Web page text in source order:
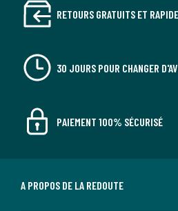
RETOURS GRATUITS ET
30 JOURS POUR CHANGER
PAIEMENT 100% SÉCURISÉ
A PROPOS DE LA REDOUTE